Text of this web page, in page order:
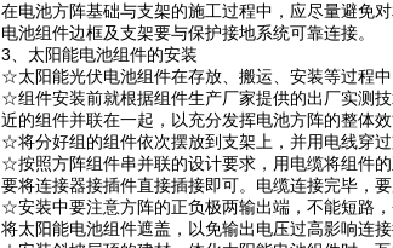
在电池方阵基础与支架的施工过程中，应尽量避免
电池组件边框及支架要与保护接地系统可靠连接。
3、太阳能电池组件的安装
☆太阳能光伏电池组件在存放、搬运、安装等过程
☆组件安装前就根据组件生产厂家提供的出厂实测
近的组件并联在一起，以充分发挥电池方阵的整体效
☆将分好组的组件依次摆放到支架上，并用电线穿
☆按照方阵组件串并联的设计要求，用电缆将组件
要将连接器接插件直接插接即可。电缆连接完毕，
☆安装中要注意方阵的正负极两输出端，不能短路
将太阳能电池组件遮盖，以免输出电压过高影响连